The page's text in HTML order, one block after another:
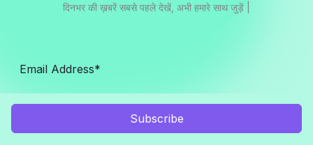
दिनभर की ख़बरें सबसे पहले देखें, अभी हमारे साथ जुड़ें |
Subscribe